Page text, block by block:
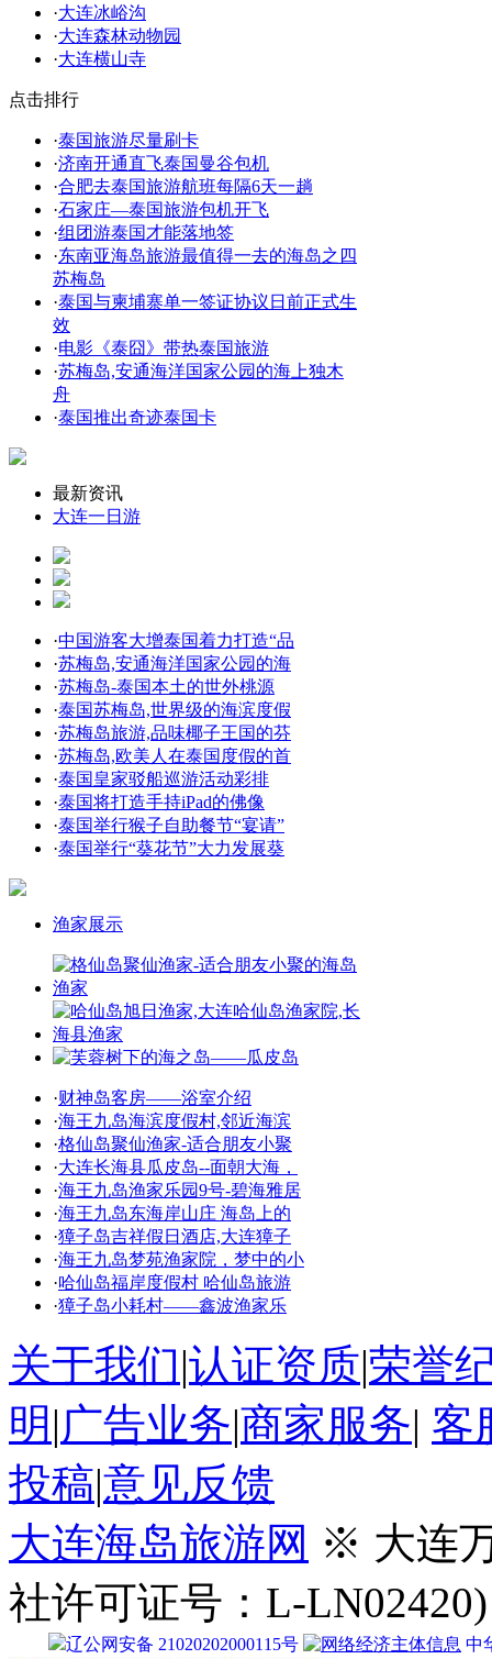
·大连冰峪沟
·大连森林动物园
·大连横山寺
点击排行
·泰国旅游尽量刷卡
·济南开通直飞泰国曼谷包机
·合肥去泰国旅游航班每隔6天一趟
·石家庄—泰国旅游包机开飞
·组团游泰国才能落地签
·东南亚海岛旅游最值得一去的海岛之四
苏梅岛
·泰国与柬埔寨单一签证协议日前正式生
效
·电影《泰囧》带热泰国旅游
·苏梅岛,安通海洋国家公园的海上独木
舟
·泰国推出奇迹泰国卡
最新资讯
大连一日游
·中国游客大增泰国着力打造“品
·苏梅岛,安通海洋国家公园的海
·苏梅岛-泰国本土的世外桃源
·泰国苏梅岛,世界级的海滨度假
·苏梅岛旅游,品味椰子王国的芬
·苏梅岛,欧美人在泰国度假的首
·泰国皇家驳船巡游活动彩排
·泰国将打造手持iPad的佛像
·泰国举行猴子自助餐节“宴请”
·泰国举行“葵花节”大力发展葵
渔家展示
·财神岛客房——浴室介绍
·海王九岛海滨度假村,邻近海滨
·格仙岛聚仙渔家-适合朋友小聚
·大连长海县瓜皮岛--面朝大海，
·海王九岛渔家乐园9号-碧海雅居
·海王九岛东海岸山庄 海岛上的
·獐子岛吉祥假日酒店,大连獐子
·海王九岛梦苑渔家院，梦中的小
·哈仙岛福岸度假村 哈仙岛旅游
·獐子岛小耗村——鑫波渔家乐
关于我们|认证资质|荣誉
明 |广告业务|商家服务| 客
投稿|意见反馈
大连海岛旅游网 ※ 大连
社许可证号：L-LN02420)
辽公网安备 21020202000115号 中